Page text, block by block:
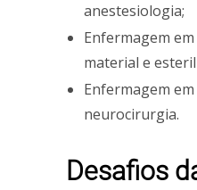
anestesiologia;
Enfermagem
material e
Enfermagem
neurocirurgia.
Desafios